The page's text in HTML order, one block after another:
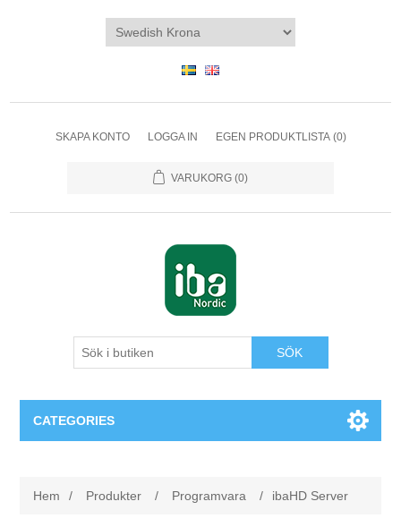
SKAPA KONTO LOGGA IN EGEN PRODUKTLISTA (0)
VARUKORG (0)
SÖK
CATEGORIES
Hem / Produkter / Programvara / ibaHD Server